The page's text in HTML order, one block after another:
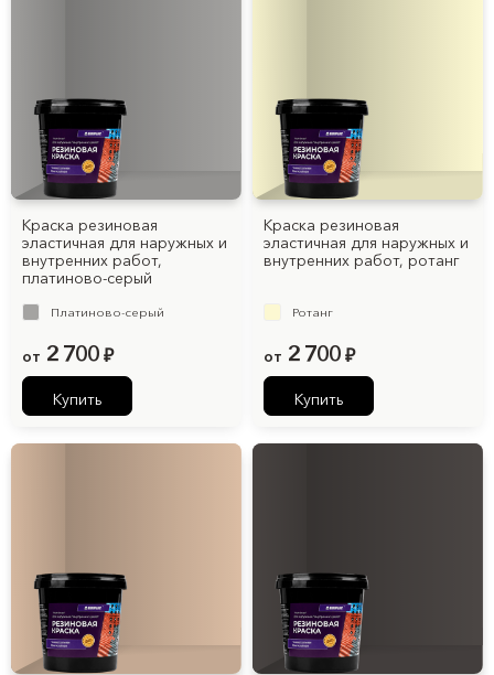
Краска резиновая
эластичная для наружных и
внутренних работ,
платиново-серый
Платиново-серый
от 2 700 ₽
Купить
Краска резиновая
эластичная для наружных и
внутренних работ, ротанг
Ротанг
от 2 700 ₽
Купить